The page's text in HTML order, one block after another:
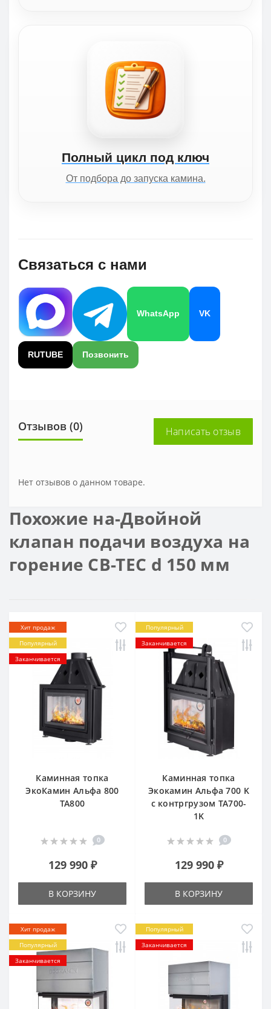
Полный цикл под ключ
От подбора до запуска камина.
Связаться с нами
WhatsApp VK
RUTUBE Позвонить
Отзывов (0) Написать отзыв
Нет отзывов о данном товаре.
Похожие на-Двойной
клапан подачи воздуха на
горение CB-TEC d 150 мм
Хит продаж
Популярный
Заканчивается
Каминная топка
ЭкоКамин Альфа 800
TA800
0
129 990 ₽
В КОРЗИНУ
Популярный
Заканчивается
Каминная топка
Экокамин Альфа 700 K
с контргрузом TA700-
1K
0
129 990 ₽
В КОРЗИНУ
Хит продаж
Популярный
Заканчивается
Популярный
Заканчивается